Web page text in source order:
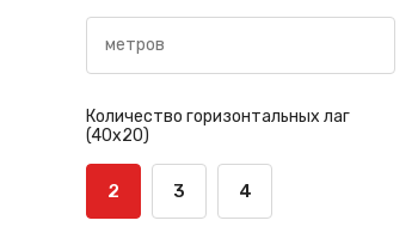
Количество горизонтальных лаг
(40х20)
2 3 4